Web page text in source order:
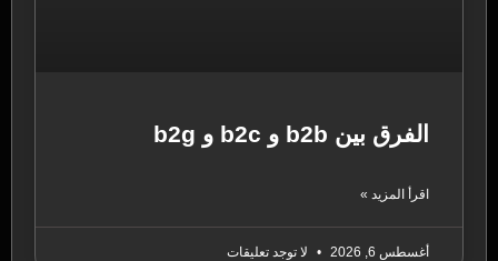
الفرق بين b2b و b2c و b2g
اقرأ المزيد »
أغسطس 6, 2026 لا توجد تعليقات